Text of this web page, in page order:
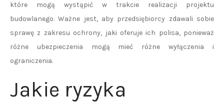
które mogą wystąpić w trakcie realizacji projektu
budowlanego. Ważne jest, aby przedsiębiorcy zdawali sobie
sprawę z zakresu ochrony, jaki oferuje ich polisa, ponieważ
różne ubezpieczenia mogą mieć różne wyłączenia i
ograniczenia.
Jakie ryzyka